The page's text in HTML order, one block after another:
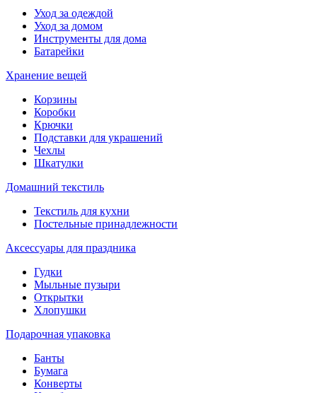
Уход за одеждой
Уход за домом
Инструменты для дома
Батарейки
Хранение вещей
Корзины
Коробки
Крючки
Подставки для украшений
Чехлы
Шкатулки
Домашний текстиль
Текстиль для кухни
Постельные принадлежности
Аксессуары для праздника
Гудки
Мыльные пузыри
Открытки
Хлопушки
Подарочная упаковка
Банты
Бумага
Конверты